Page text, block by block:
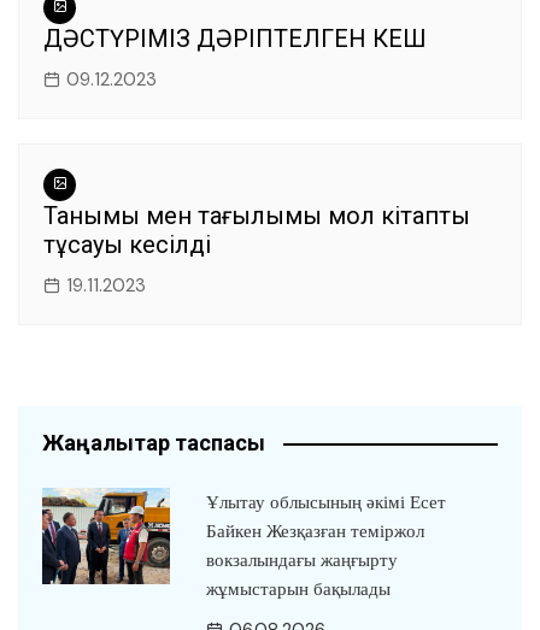
ДӘСТҮРІМІЗ ДӘРІПТЕЛГЕН КЕШ
09.12.2023
Танымы мен тағылымы мол кітаптың
тұсауы кесілді
19.11.2023
Жаңалықтар таспасы
Ұлытау облысының әкімі Есет
Байкен Жезқазған теміржол
вокзалындағы жаңғырту
жұмыстарын бақылады